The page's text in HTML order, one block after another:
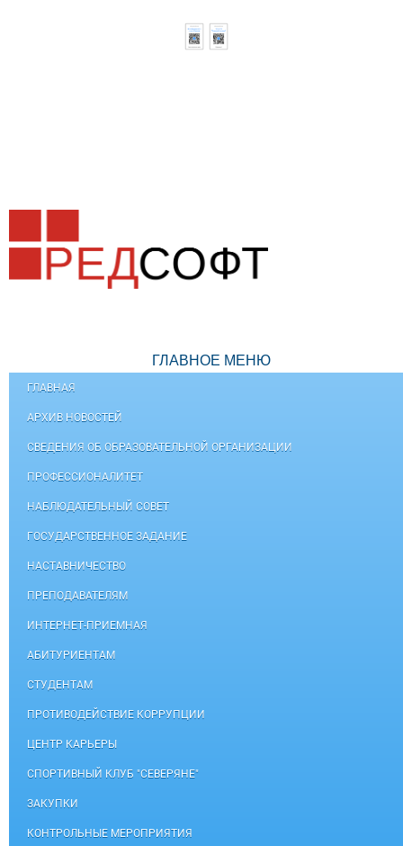
ГЛАВНОЕ МЕНЮ
ГЛАВНАЯ
АРХИВ НОВОСТЕЙ
СВЕДЕНИЯ ОБ ОБРАЗОВАТЕЛЬНОЙ ОРГАНИЗАЦИИ
ПРОФЕССИОНАЛИТЕТ
НАБЛЮДАТЕЛЬНЫЙ СОВЕТ
ГОСУДАРСТВЕННОЕ ЗАДАНИЕ
НАСТАВНИЧЕСТВО
ПРЕПОДАВАТЕЛЯМ
ИНТЕРНЕТ-ПРИЕМНАЯ
АБИТУРИЕНТАМ
СТУДЕНТАМ
ПРОТИВОДЕЙСТВИЕ КОРРУПЦИИ
ЦЕНТР КАРЬЕРЫ
СПОРТИВНЫЙ КЛУБ "СЕВЕРЯНЕ"
ЗАКУПКИ
КОНТРОЛЬНЫЕ МЕРОПРИЯТИЯ